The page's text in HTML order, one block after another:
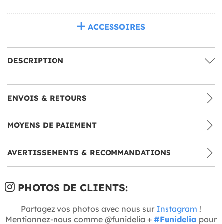
ACCESSOIRES
DESCRIPTION
ENVOIS & RETOURS
MOYENS DE PAIEMENT
AVERTISSEMENTS & RECOMMANDATIONS
PHOTOS DE CLIENTS:
Partagez vos photos avec nous sur Instagram !
Mentionnez-nous comme @funidelia + #Funidelia pour